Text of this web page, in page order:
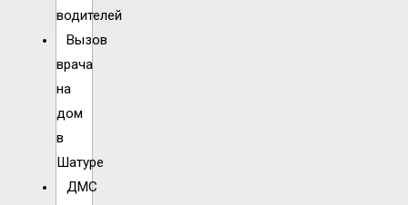
водителей
Вызов
врача
на
дом
в
Шатуре
ДМС